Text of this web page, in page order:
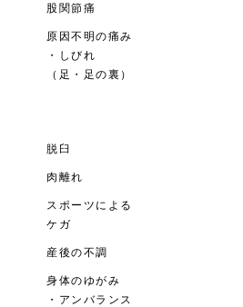
股関節痛
原因不明の痛み
・しびれ
（足・足の裏）
脱臼
肉離れ
スポーツによる
ケガ
産後の不調
身体のゆがみ
・アンバランス